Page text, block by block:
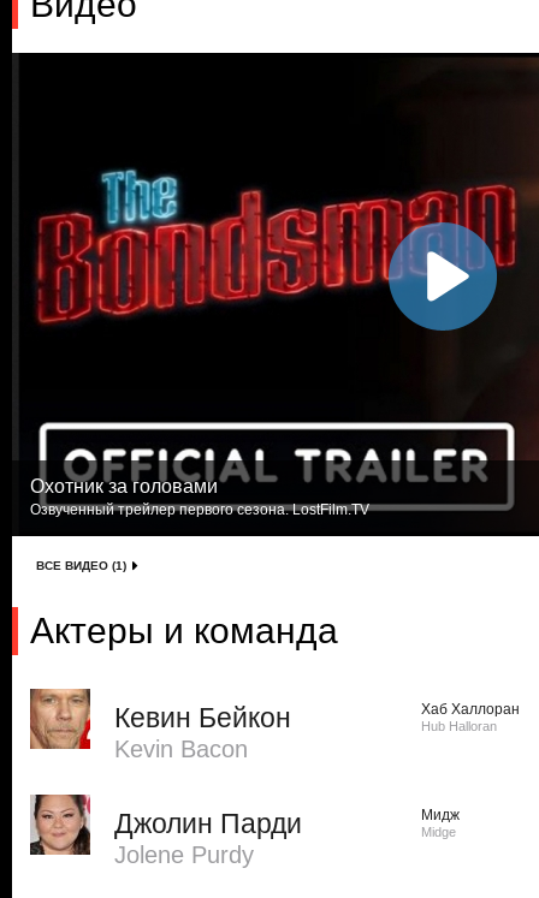
Охотник за головами
Озвученный трейлер первого сезона. LostFilm.TV
ВСЕ ВИДЕО (1)
Актеры и команда
Кевин Бейкон
Kevin Bacon
Хаб Халлоран
Hub Halloran
Джолин Парди
Jolene Purdy
Мидж
Midge